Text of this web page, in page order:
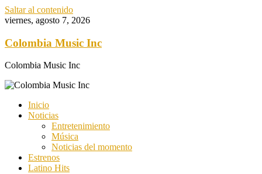
Saltar al contenido
viernes, agosto 7, 2026
Colombia Music Inc
Colombia Music Inc
Inicio
Noticias
Entretenimiento
Música
Noticias del momento
Estrenos
Latino Hits